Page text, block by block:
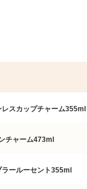
スカップチャーム355ml
チャーム473ml
ールーセント355ml